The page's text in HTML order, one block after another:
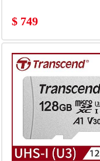
$ 749